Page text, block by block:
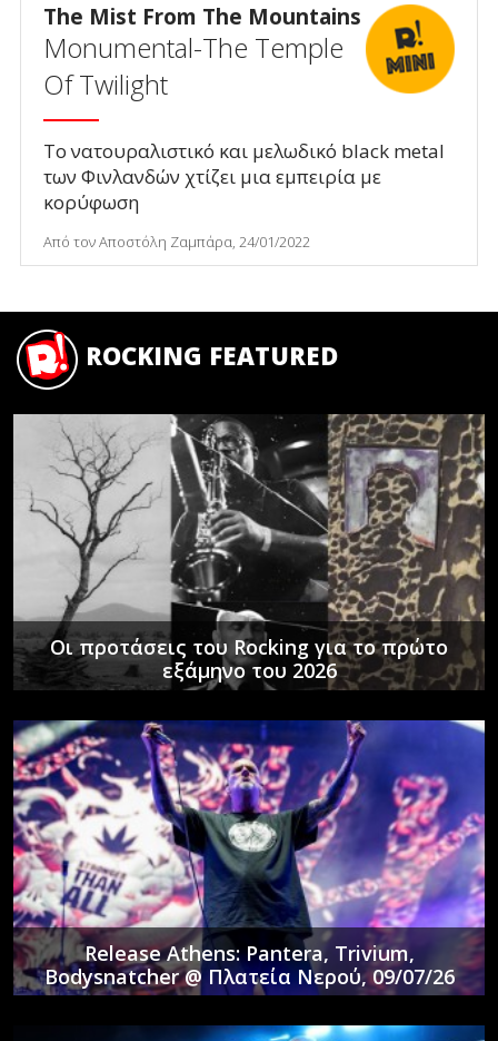
The Mist From The Mountains
Monumental-The Temple
Of Twilight
Το νατουραλιστικό και μελωδικό black metal
των Φινλανδών χτίζει μια εμπειρία με
κορύφωση
Από τον Αποστόλη Ζαμπάρα, 24/01/2022
ROCKING FEATURED
Οι προτάσεις του Rocking για το πρώτο
εξάμηνο του 2026
Release Athens: Pantera, Trivium,
Bodysnatcher @ Πλατεία Νερού, 09/07/26